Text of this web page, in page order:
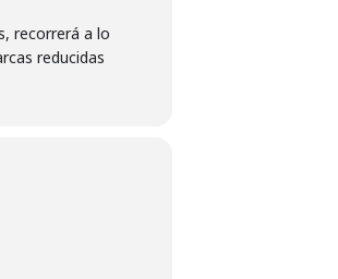
recorrerá a lo
reducidas